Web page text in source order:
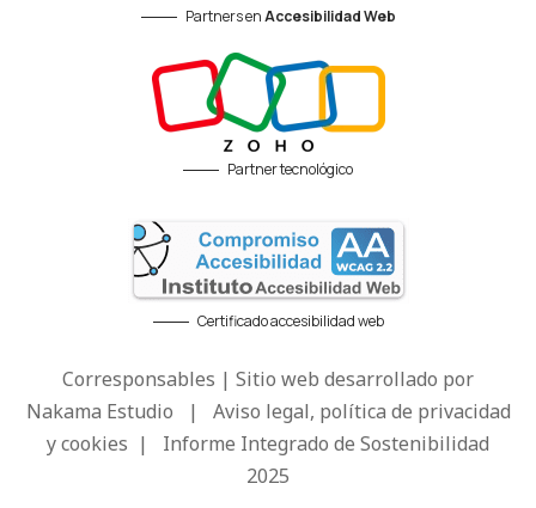
Partners enAccesibilidad Web
Partner tecnológico
Certificado accesibilidad web
Corresponsables | Sitio web desarrollado por
Nakama Estudio | Aviso legal, política de privacidad
y cookies | Informe Integrado de Sostenibilidad
2025